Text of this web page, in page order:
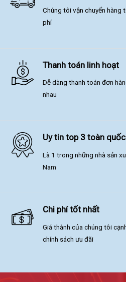
Chúng tôi vận chuyển hàng
phí
Thanh toán linh hoạt
Dễ dàng thanh toán đơn
nhau
Uy tin top 3 toàn quốc
Là 1 trong những nhà sản
Nam
Chi phí tốt nhất
Giá thành của chúng tôi
chính sách ưu đãi